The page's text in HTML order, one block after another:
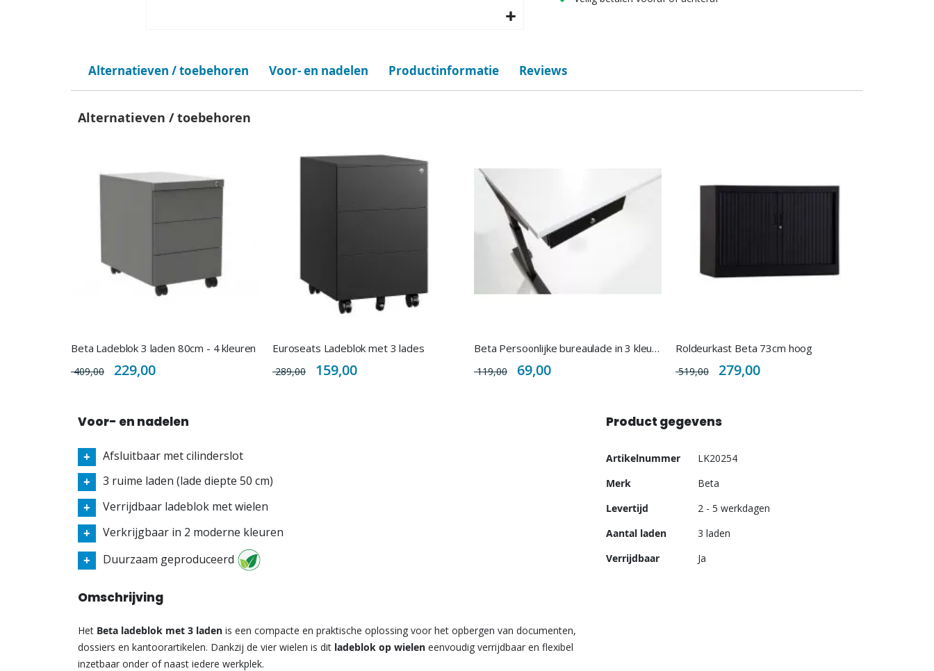
Alternatieven / toebehoren Voor- en nadelen Productinformatie Reviews
Alternatieven / toebehoren
Beta Ladeblok 3 laden 80cm - 4 kleuren
409,00
Special
Price
229,00
Euroseats Ladeblok met 3 lades
289,00
Special
Price
159,00
Beta Persoonlijke bureaulade in 3 kleuren staal
119,00
Special
Price
69,00
Roldeurkast Beta 73cm hoog
519,00
Special
Price
279,00
Voor- en nadelen
Afsluitbaar met cilinderslot
3 ruime laden (lade diepte 50 cm)
Verrijdbaar ladeblok met wielen
Verkrijgbaar in 2 moderne kleuren
Duurzaam geproduceerd
Omschrijving
Het Beta ladeblok met 3 laden is een compacte en praktische oplossing voor het opbergen van documenten,
dossiers en kantoorartikelen. Dankzij de vier wielen is dit ladeblok op wielen eenvoudig verrijdbaar en flexibel
inzetbaar onder of naast iedere werkplek.
Product gegevens
Meer
Artikelnummer
LK20254
Merk
Beta
Levertijd
2 - 5 werkdagen
Aantal laden
3 laden
Verrijdbaar
Ja